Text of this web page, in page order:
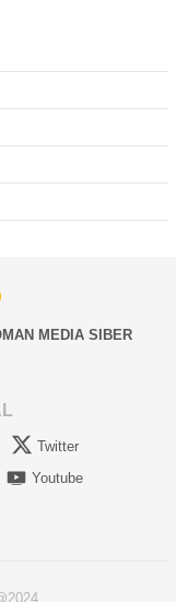
MEDIA SIBER
Twitter
Youtube